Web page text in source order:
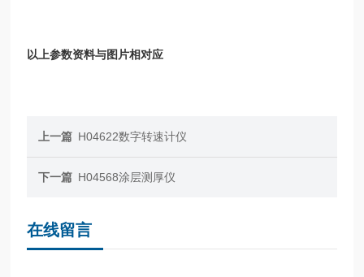
以上参数资料与图片相对应
上一篇 H04622数字转速计仪
下一篇 H04568涂层测厚仪
在线留言